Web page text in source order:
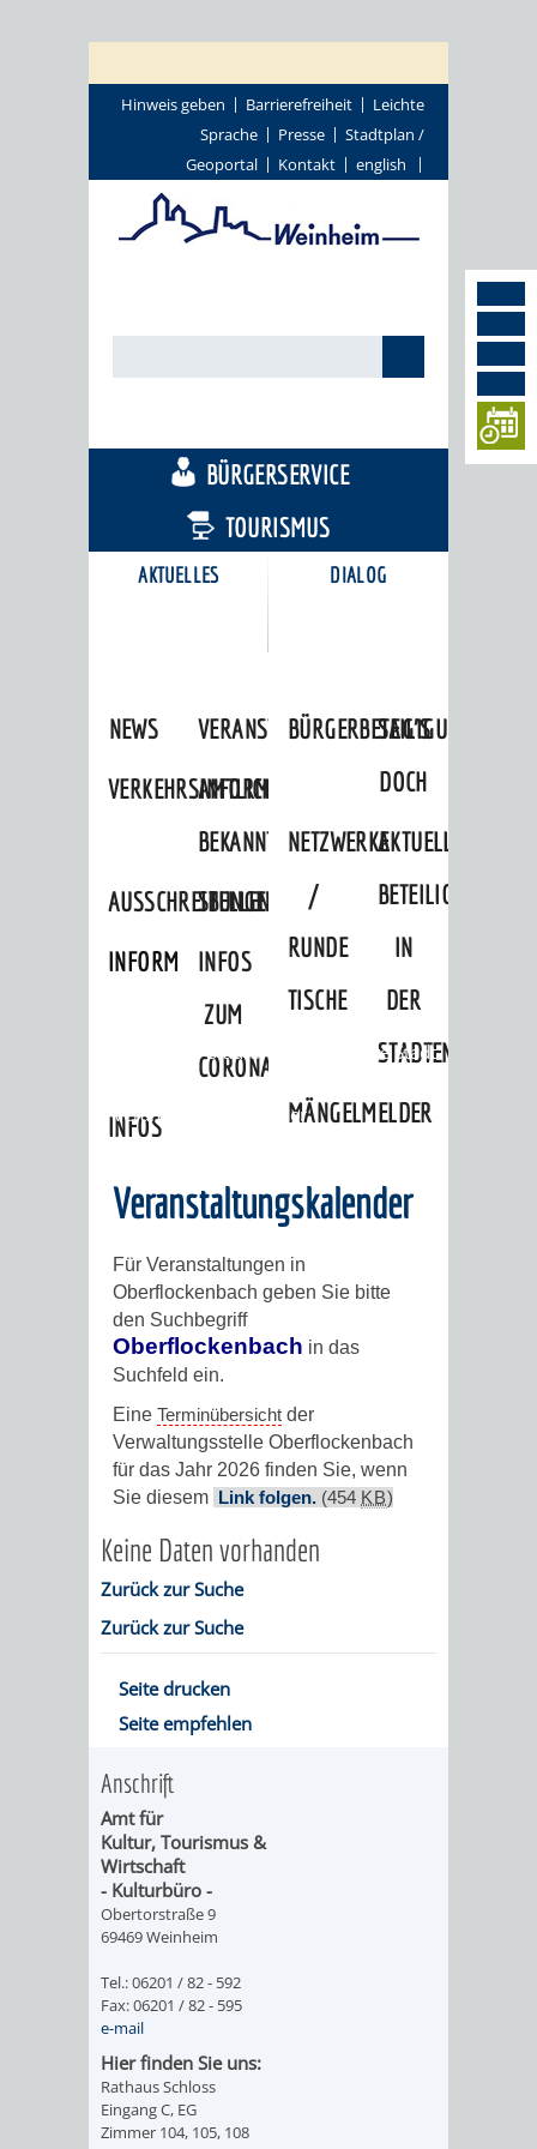
Hinweis geben Barrierefreiheit
Leichte
Sprache
Presse
Stadtplan /
Geoportal
Kontakt english
AKTUELLES
NEWS
VERANSTALTUNGSKALENDER
VERKEHRSINFORMATIONEN
AMTLICHE
BEKANNTMACHUNGEN
AUSSCHREIBUNGEN
INFORMATIONSPFLICHTEN
STELLENANGEBOTE
INFOS
ZUM
CORONAVIRUS
INFOS
ZUR
DIALOG
BÜRGERBETEILIGUNG
SAG'S
DOCH
NETZWERKE
/
RUNDE
TISCHE
AKTUELLE
BETEILIGUNGEN
IN
DER
MÄNGELMELDER
REPORTAGEN
DER
IMAGEFILM
AKTUELLES
ENGAGIERTE
BÜRGERSERVICE
TOURISMUS
KARRIEREPORTAL
»Stadtthemen
Unsere Stadt
Ortschaften »Oberflockenbach
Veranstaltungskalender
Veranstaltungskalender
Für Veranstaltungen in
Oberflockenbach geben Sie bitte
den Suchbegriff
Oberflockenbach in das
Suchfeld ein.
Eine Terminübersicht der
Verwaltungsstelle Oberflockenbach
für das Jahr 2026 finden Sie, wenn
Sie diesem Link folgen. (454 KB)
Keine Daten vorhanden
Zurück zur Suche
Zurück zur Suche
Seite drucken
Seite empfehlen
Anschrift
Amt für
Kultur, Tourismus &
Wirtschaft
- Kulturbüro -
Obertorstraße 9
69469 Weinheim
Tel.: 06201 / 82 - 592
Fax: 06201 / 82 - 595
e-mail
Hier finden Sie uns:
Rathaus Schloss
Eingang C, EG
Zimmer 104, 105, 108